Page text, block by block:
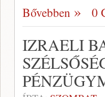
Bővebben 0
IZRAELI